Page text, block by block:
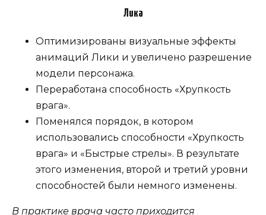
Лика
Оптимизированы визуальные эффекты
анимаций Лики и увеличено разрешение
модели персонажа.
Переработана способность «Хрупкость
врага».
Поменялся порядок, в котором
использовались способности «Хрупкость
врага» и «Быстрые стрелы». В результате
этого изменения, второй и третий уровни
способностей были немного изменены.
В практике врача часто приходится